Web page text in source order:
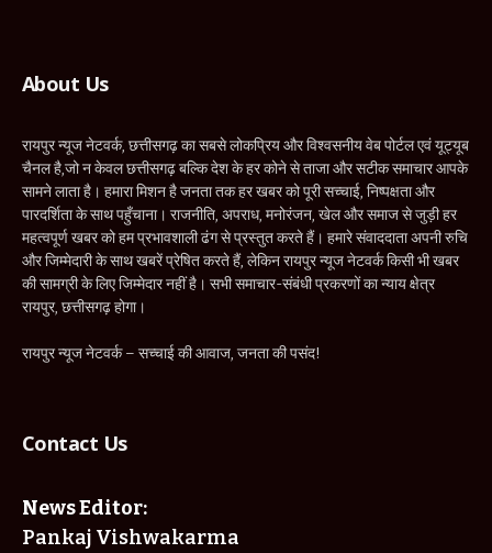
About Us
रायपुर न्यूज नेटवर्क, छत्तीसगढ़ का सबसे लोकप्रिय और विश्वसनीय वेब पोर्टल एवं यूट्यूब
चैनल है,जो न केवल छत्तीसगढ़ बल्कि देश के हर कोने से ताजा और सटीक समाचार आपके
सामने लाता है। हमारा मिशन है जनता तक हर खबर को पूरी सच्चाई, निष्पक्षता और
पारदर्शिता के साथ पहुँचाना। राजनीति, अपराध, मनोरंजन, खेल और समाज से जुड़ी हर
महत्वपूर्ण खबर को हम प्रभावशाली ढंग से प्रस्तुत करते हैं। हमारे संवाददाता अपनी रुचि
और जिम्मेदारी के साथ खबरें प्रेषित करते हैं, लेकिन रायपुर न्यूज नेटवर्क किसी भी खबर
की सामग्री के लिए जिम्मेदार नहीं है। सभी समाचार-संबंधी प्रकरणों का न्याय क्षेत्र
रायपुर, छत्तीसगढ़ होगा।
रायपुर न्यूज नेटवर्क – सच्चाई की आवाज, जनता की पसंद!
Contact Us
News Editor:
Pankaj Vishwakarma